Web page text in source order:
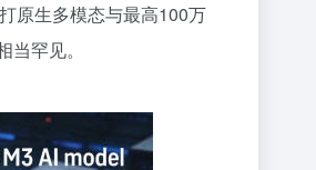
原生多模态与最高100万
罕见。